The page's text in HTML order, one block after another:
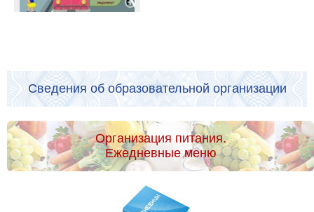
Сведения об образовательной организации
Организация питания.
Ежедневные меню